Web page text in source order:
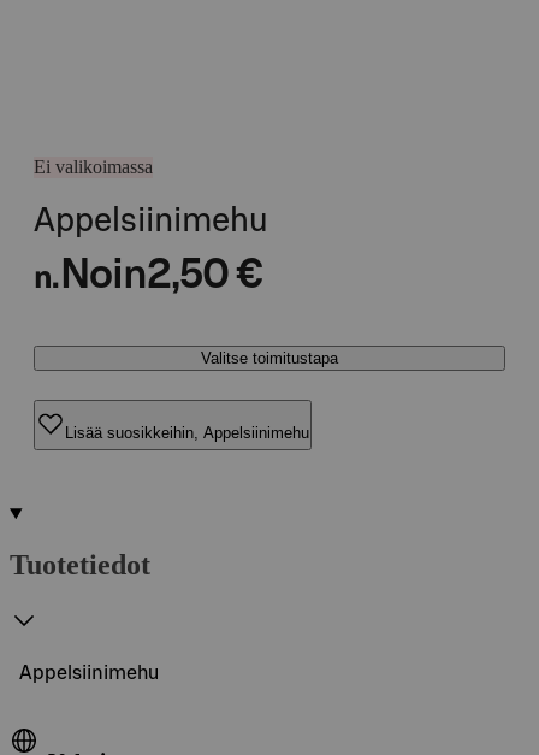
Ei valikoimassa
Appelsiinimehu
n. Noin2,50 €
Valitse toimitustapa
Lisää suosikkeihin, Appelsiinimehu
Tuotetiedot
Appelsiinimehu